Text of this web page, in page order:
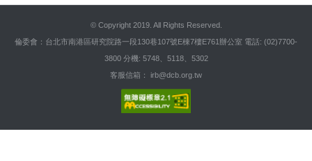
© Copyright 2019. All Rights Reserved.
倫委會：台北市南港區研究院路一段130巷107號E棟7樓E761辦公室 電話: (02)7700-
3800 分機: 5748、5118、5302
客服信箱： irb@dcb.org.tw